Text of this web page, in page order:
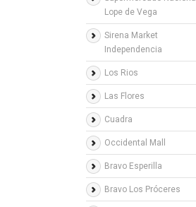
Lope de Vega
Sirena Market
Independencia
Los Rios
Las Flores
Cuadra
Occidental Mall
Bravo Esperilla
Bravo Los Próceres